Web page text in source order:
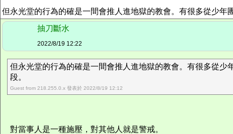
但永光堂的行為的確是一間會推人進地獄的教會。有很多從少年
抽刀斷水
2022/8/19 12:22
但永光堂的行為的確是一間會推人進地獄的教會。有很多從
段。
Guest from 218.255.0.x 發表於 2022/8/19 12:12
對當事人是一種施壓，對其他人就是警戒。